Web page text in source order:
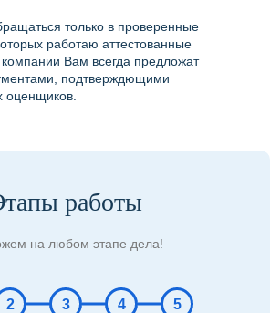
только в проверенные
работаю аттестованные
Вам всегда предложат
подтверждющими
оценщиков.
работы
на любом этапе дела!
2 3 4 5